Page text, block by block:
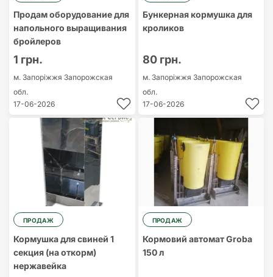
Продам оборудование для
напольного выращивания
бройлеров
1 грн.
м. Запоріжжя Запорожская
обл.
17-06-2026
Бункерная кормушка для
кроликов
80 грн.
м. Запоріжжя Запорожская
обл.
17-06-2026
ПРОДАЖ
Кормушка для свиней 1
секция (на откорм)
нержавейка
ПРОДАЖ
Кормовий автомат Groba
150 л